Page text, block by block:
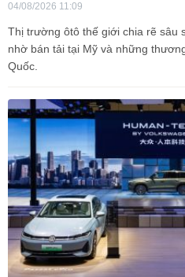
04/08/2026 11:09
Thị trường ôtô thế giới chia rẽ sâu
nhờ bán tải tại Mỹ và những
Quốc.